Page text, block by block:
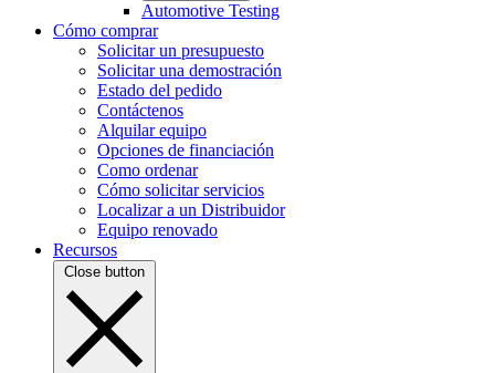
Automotive Testing
Cómo comprar
Solicitar un presupuesto
Solicitar una demostración
Estado del pedido
Contáctenos
Alquilar equipo
Opciones de financiación
Como ordenar
Cómo solicitar servicios
Localizar a un Distribuidor
Equipo renovado
Recursos
Close button